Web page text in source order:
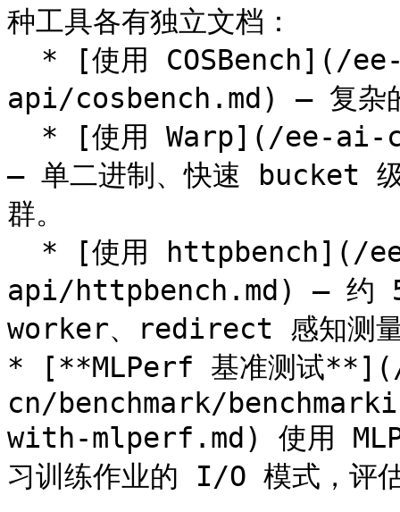
种工具各有独立文档：
api/cosbench.md) — 复杂的
— 单二进制、快速 bucket
群。
api/httpbench.md) — 约
worker、redirect 感知测
* [**MLPerf 基准测试
cn/benchmark/
with-mlperf.md) 使用
习训练作业的 I/O 模式，